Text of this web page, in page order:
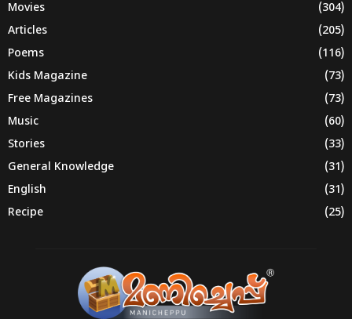
Movies
(304)
Articles
(205)
Poems
(116)
Kids Magazine
(73)
Free Magazines
(73)
Music
(60)
Stories
(33)
General Knowledge
(31)
English
(31)
Recipe
(25)